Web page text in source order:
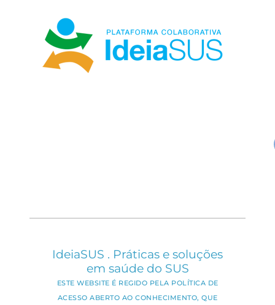
IdeiaSUS . Práticas e soluções
em saúde do SUS
ESTE WEBSITE É REGIDO PELA POLÍTICA DE
ACESSO ABERTO AO CONHECIMENTO, QUE